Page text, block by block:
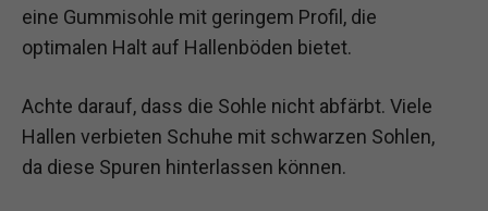
eine Gummisohle mit geringem Profil, die
optimalen Halt auf Hallenböden bietet.
Achte darauf, dass die Sohle nicht abfärbt. Viele
Hallen verbieten Schuhe mit schwarzen Sohlen,
da diese Spuren hinterlassen können.